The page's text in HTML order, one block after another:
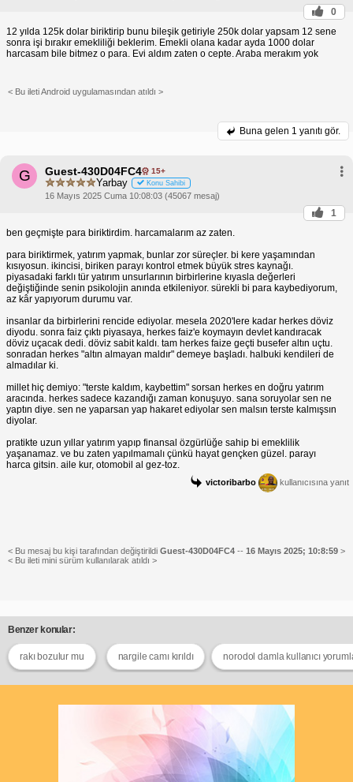
0
12 yılda 125k dolar biriktirip bunu bileşik getiriyle 250k dolar yapsam 12 sene
sonra işi bırakır emekliliği beklerim. Emekli olana kadar ayda 1000 dolar
harcasam bile bitmez o para. Evi aldım zaten o cepte. Araba merakım yok
< Bu ileti Android uygulamasından atıldı >
Buna gelen 1 yanıtı gör.
G Guest-430D04FC4 15+
Yarbay Konu Sahibi
16 Mayıs 2025 Cuma 10:08:03 (45067 mesaj)
1
ben geçmişte para biriktirdim. harcamalarım az zaten.
para biriktirmek, yatırım yapmak, bunlar zor süreçler. bi kere yaşamından
kısıyosun. ikincisi, biriken parayı kontrol etmek büyük stres kaynağı.
piyasadaki farklı tür yatırım unsurlarının birbirlerine kıyasla değerleri
değiştiğinde senin psikolojin anında etkileniyor. sürekli bi para kaybediyorum,
az kâr yapıyorum durumu var.
insanlar da birbirlerini rencide ediyolar. mesela 2020'lere kadar herkes döviz
diyodu. sonra faiz çıktı piyasaya, herkes faiz'e koymayın devlet kandıracak
döviz uçacak dedi. döviz sabit kaldı. tam herkes faize geçti busefer altın uçtu.
sonradan herkes "altın almayan maldır" demeye başladı. halbuki kendileri de
almadılar ki.
millet hiç demiyo: "terste kaldım, kaybettim" sorsan herkes en doğru yatırım
aracında. herkes sadece kazandığı zaman konuşuyo. sana soruyolar sen ne
yaptın diye. sen ne yaparsan yap hakaret ediyolar sen malsın terste kalmışsın
diyolar.
pratikte uzun yıllar yatırım yapıp finansal özgürlüğe sahip bi emeklilik
yaşanamaz. ve bu zaten yapılmamalı çünkü hayat gençken güzel. parayı
harca gitsin. aile kur, otomobil al gez-toz.
victoribarbo kullanıcısına yanıt
< Bu mesaj bu kişi tarafından değiştirildi Guest-430D04FC4 -- 16 Mayıs 2025; 10:8:59 >
< Bu ileti mini sürüm kullanılarak atıldı >
Benzer konular:
rakı bozulur mu nargile camı kırıldı norodol damla kullanıcı